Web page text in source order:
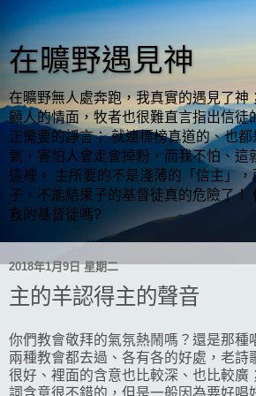
在曠野遇見神
在曠野無人處奔跑，我真實的遇見了神
顧人的情面，牧者也很難直言指出信徒
正需要的諍言； 就連標榜真道的、也
氣，害怕人會走會掉粉，而我不怕、這
這裡。 主所要的不是淺薄的「信主」
子，不能結果子的基督徒真的危險了！
救的基督徒嗎?
2018年1月9日 星期二
主的羊認得主的聲音
你們教會敬拜的氣氛熱鬧嗎？還是那種
兩種教會都去過、各有各的好處，老詩
很好、裡面的含意也比較深、也比較廣
詞含意很不錯的，但是一般因為要好唱